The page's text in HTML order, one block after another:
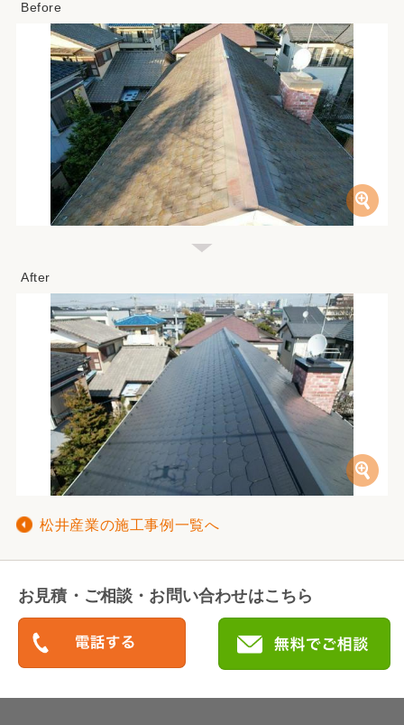
松井産業の施工事例一覧へ
お見積・ご相談・お問い合わせはこちら